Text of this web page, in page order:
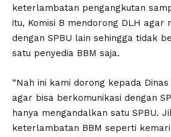
keterlambatan pengangkutan
itu, Komisi B mendorong DLH agar
dengan SPBU lain sehingga tidak
satu penyedia BBM saja.
“Nah ini kami dorong kepada
agar bisa berkomunikasi dengan
hanya mengandalkan satu SPBU.
keterlambatan BBM seperti